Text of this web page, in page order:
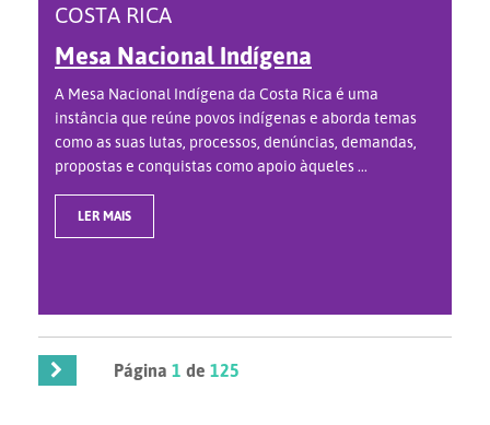
COSTA RICA
Mesa Nacional Indígena
A Mesa Nacional Indígena da Costa Rica é uma
instância que reúne povos indígenas e aborda temas
como as suas lutas, processos, denúncias, demandas,
propostas e conquistas como apoio àqueles ...
LER MAIS
Página1 de125